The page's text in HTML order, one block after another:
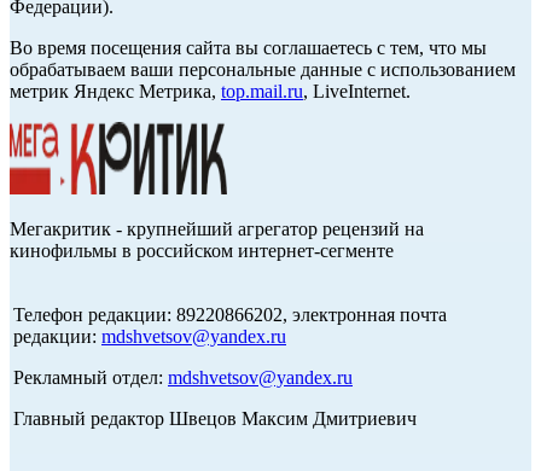
Федерации).
Во время посещения сайта вы соглашаетесь с тем, что мы
обрабатываем ваши персональные данные с использованием
метрик Яндекс Метрика, top.mail.ru, LiveInternet.
Мегакритик - крупнейший агрегатор рецензий на
кинофильмы в российском интернет-сегменте
Телефон редакции: 89220866202, электронная почта
редакции: mdshvetsov@yandex.ru
Рекламный отдел: mdshvetsov@yandex.ru
Главный редактор Швецов Максим Дмитриевич